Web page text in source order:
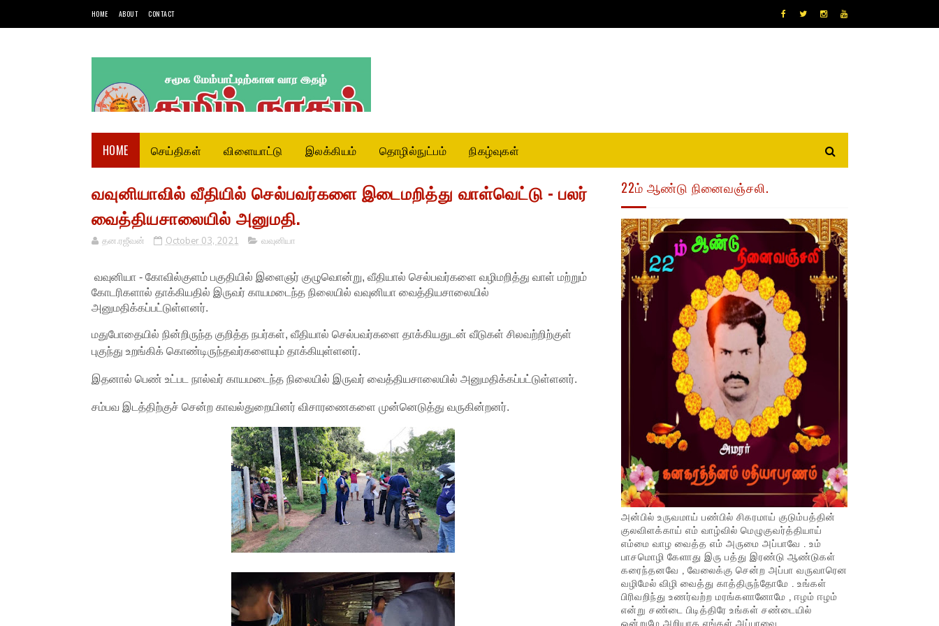
HOME ABOUT CONTACT
HOME செய்திகள் விளையாட்டு இலக்கியம் தொழில்நுட்பம் நிகழ்வுகள்
வவுனியாவில் வீதியில் செல்பவர்களை இடைமறித்து வாள்வெட்டு - பலர்
வைத்தியசாலையில் அனுமதி.
தன.ரஜீவன் October 03, 2021 வவுனியா
வவுனியா - கோவில்குளம் பகுதியில் இளைஞர் குழுவொன்று, வீதியால் செல்பவர்களை வழிமறித்து வாள் மற்றும்
கோடரிகளால் தாக்கியதில் இருவர் காயமடைந்த நிலையில் வவுனியா வைத்தியசாலையில்
அனுமதிக்கப்பட்டுள்ளனர்.
மதுபோதையில் நின்றிருந்த குறித்த நபர்கள், வீதியால் செல்பவர்களை தாக்கியதுடன் வீடுகள் சிலவற்றிற்குள்
புகுந்து உறங்கிக் கொண்டிருந்தவர்களையும் தாக்கியுள்ளனர்.
இதனால் பெண் உட்பட நால்வர் காயமடைந்த நிலையில் இருவர் வைத்தியசாலையில் அனுமதிக்கப்பட்டுள்ளனர்.
சம்பவ இடத்திற்குச் சென்ற காவல்துறையினர் விசாரணைகளை முன்னெடுத்து வருகின்றனர்.
22ம் ஆண்டு நினைவஞ்சலி.
அன்பில் உருவமாய் பண்பில் சிகரமாய் குடும்பத்தின்
குலவிளக்காய் எம் வாழ்வில் மெழுகுவர்த்தியாய்
எம்மை வாழ வைத்த எம் அருமை அப்பாவே . உம்
பாசமொழி கேளாது இரு பத்து இரண்டு ஆண்டுகள்
கரைந்தனவே , வேலைக்கு சென்ற அப்பா வருவாரென
வழிமேல் விழி வைத்து காத்திருந்தோமே . உங்கள்
பிரிவறிந்து உணர்வற்ற மரங்களானோமே , ஈழம் ஈழம்
என்று சண்டை பிடித்திரே உங்கள் சண்டையில்
ஒன்றுமே அறியாத எங்கள் அப்பாவை